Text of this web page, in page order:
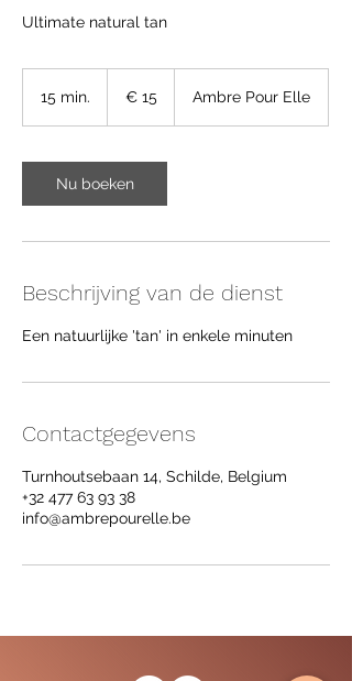
Ultimate natural tan
15 min.
i
n
€ 15 Ambre Pour Elle
Nu boeken
Beschrijving van de dienst
Een natuurlijke 'tan' in enkele minuten
Contactgegevens
Turnhoutsebaan 14, Schilde, Belgium
+32 477 63 93 38
info@ambrepourelle.be